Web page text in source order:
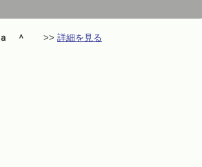
＾ >> 詳細を見る